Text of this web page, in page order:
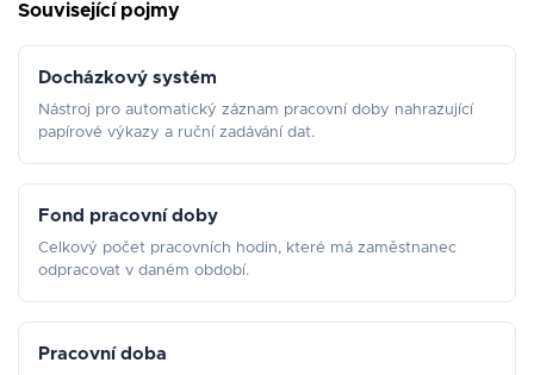
Související pojmy
Docházkový systém
Nástroj pro automatický záznam pracovní doby nahrazující
papírové výkazy a ruční zadávání dat.
Fond pracovní doby
Celkový počet pracovních hodin, které má zaměstnanec
odpracovat v daném období.
Pracovní doba